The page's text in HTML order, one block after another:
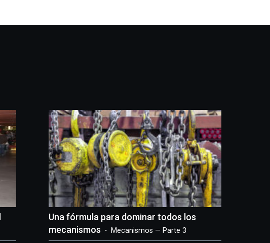
la
Plaza
(BZP),
un
festival
que
llenará
la
ciudad
de
monólogos,
exposiciones,
conferencias,
Una fórmula para dominar todos los
mecanismos
Mecanismos — Parte 3